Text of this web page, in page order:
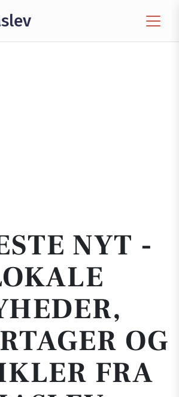
NYT -
OG
FRA